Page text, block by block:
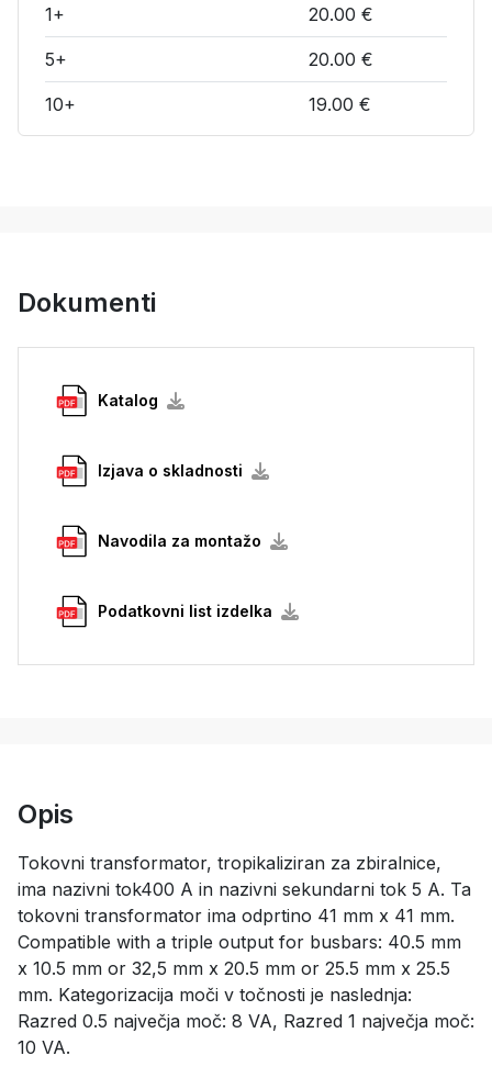
1+
20.00 €
5+ 20.00 €
10+ 19.00 €
Dokumenti
Katalog
Izjava o skladnosti
Navodila za montažo
Podatkovni list izdelka
Opis
Tokovni transformator, tropikaliziran za zbiralnice,
ima nazivni tok400 A in nazivni sekundarni tok 5 A. Ta
tokovni transformator ima odprtino 41 mm x 41 mm.
Compatible with a triple output for busbars: 40.5 mm
x 10.5 mm or 32,5 mm x 20.5 mm or 25.5 mm x 25.5
mm. Kategorizacija moči v točnosti je naslednja:
Razred 0.5 največja moč: 8 VA, Razred 1 največja moč:
10 VA.